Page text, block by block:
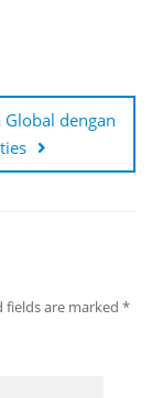
Global dengan
fields are marked *